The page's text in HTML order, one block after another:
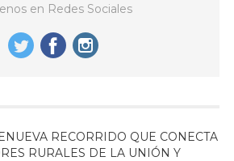
en Redes Sociales
RECORRIDO QUE CONECTA
RURALES DE LA UNIÓN Y